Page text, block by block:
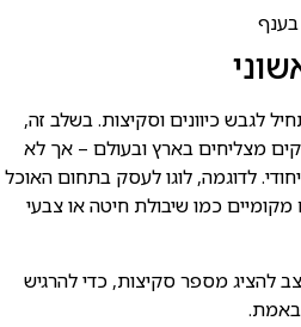
בענף
לגבש כיוונים וסקיצות. בשלב זה,
מצליחים בארץ ובעולם – אך לא
לדוגמה, לוגו לעסק בתחום האוכל
כמו שיבולת חיטה או צבעי
להציג מספר סקיצות, כדי להרגיש
באמת.